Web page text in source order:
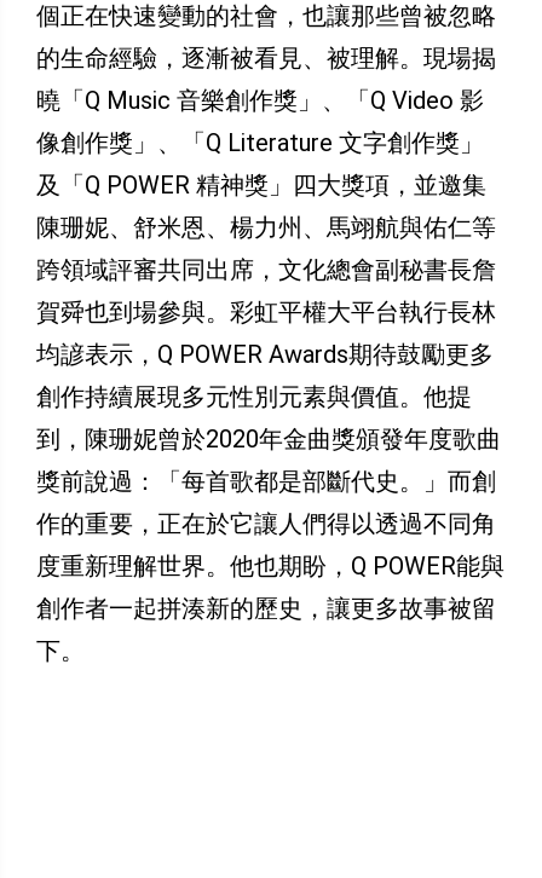
個正在快速變動的社會，也讓那些曾被忽略
的生命經驗，逐漸被看見、被理解。現場揭
曉「Q Music 音樂創作獎」、「Q Video 影
像創作獎」、「Q Literature 文字創作獎」
及「Q POWER 精神獎」四大獎項，並邀集
陳珊妮、舒米恩、楊力州、馬翊航與佑仁等
跨領域評審共同出席，文化總會副秘書長詹
賀舜也到場參與。彩虹平權大平台執行長林
均諺表示，Q POWER Awards期待鼓勵更多
創作持續展現多元性別元素與價值。他提
到，陳珊妮曾於2020年金曲獎頒發年度歌曲
獎前說過：「每首歌都是部斷代史。」而創
作的重要，正在於它讓人們得以透過不同角
度重新理解世界。他也期盼，Q POWER能與
創作者一起拼湊新的歷史，讓更多故事被留
下。